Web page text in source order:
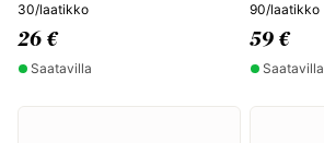
30/laatikko
26 €
Saatavilla
90/laatikko
59 €
Saatavilla